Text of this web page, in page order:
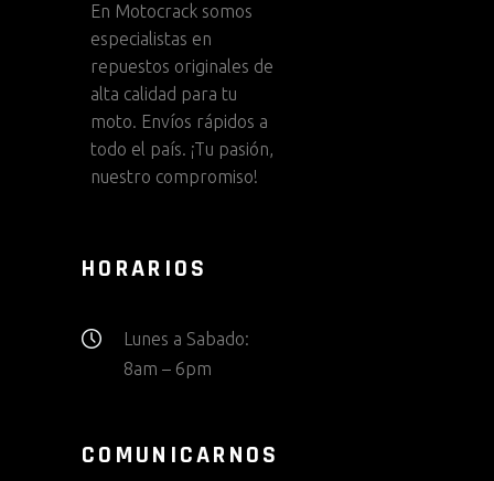
En Motocrack somos
especialistas en
repuestos originales de
alta calidad para tu
moto. Envíos rápidos a
todo el país. ¡Tu pasión,
nuestro compromiso!
HORARIOS
Lunes a Sabado:
8am – 6pm
COMUNICARNOS